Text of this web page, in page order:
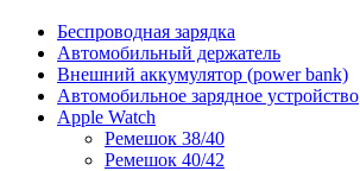
Беспроводная зарядка
Автомобильный держатель
Внешний аккумулятор (power bank)
Автомобильное зарядное устройство
Apple Watch
Ремешок 38/40
Ремешок 40/42